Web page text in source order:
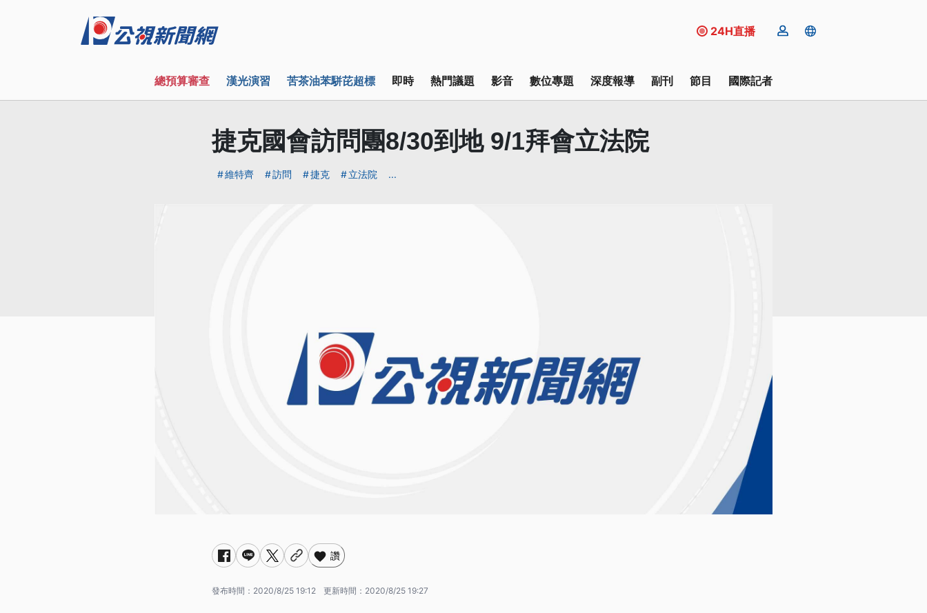
24H直播
總預算審查 漢光演習 苦茶油苯駢芘超標 即時 熱門議題 影音 數位專題 深度報導 副刊 節目 國際記者
捷克國會訪問團8/30到地 9/1拜會立法院
維特齊 訪問 捷克 立法院 ...
讚
發布時間： 2020/8/25 19:12 更新時間： 2020/8/25 19:27